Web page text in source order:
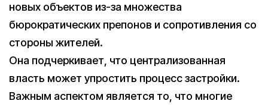
новых объектов из-за множества
бюрократических препонов и сопротивления со
стороны жителей.
Она подчеркивает, что централизованная
власть может упростить процесс застройки.
Важным аспектом является то, что многие